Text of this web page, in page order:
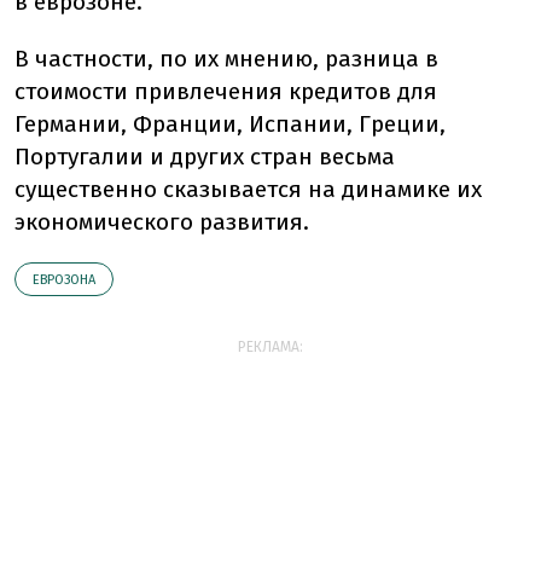
В частности, по их мнению, разница в
стоимости привлечения кредитов для
Германии, Франции, Испании, Греции,
Португалии и других стран весьма
существенно сказывается на динамике их
экономического развития.
ЕВРОЗОНА
РЕКЛАМА: